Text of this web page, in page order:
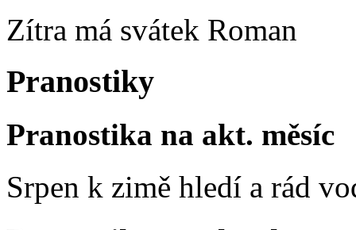
Zítra má svátek Roman
Pranostiky
Pranostika na akt. měsíc
Srpen k zimě hledí a rád